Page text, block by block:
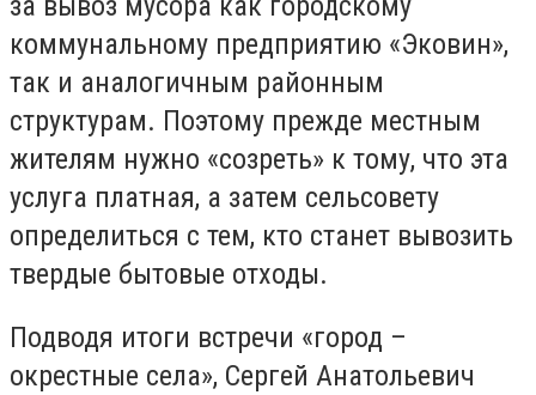
коммунальному предприятию «Эковин»,
так и аналогичным районным
структурам. Поэтому прежде местным
жителям нужно «созреть» к тому, что эта
услуга платная, а затем сельсовету
определиться с тем, кто станет вывозить
твердые бытовые отходы.
Подводя итоги встречи «город –
окрестные села», Сергей Анатольевич